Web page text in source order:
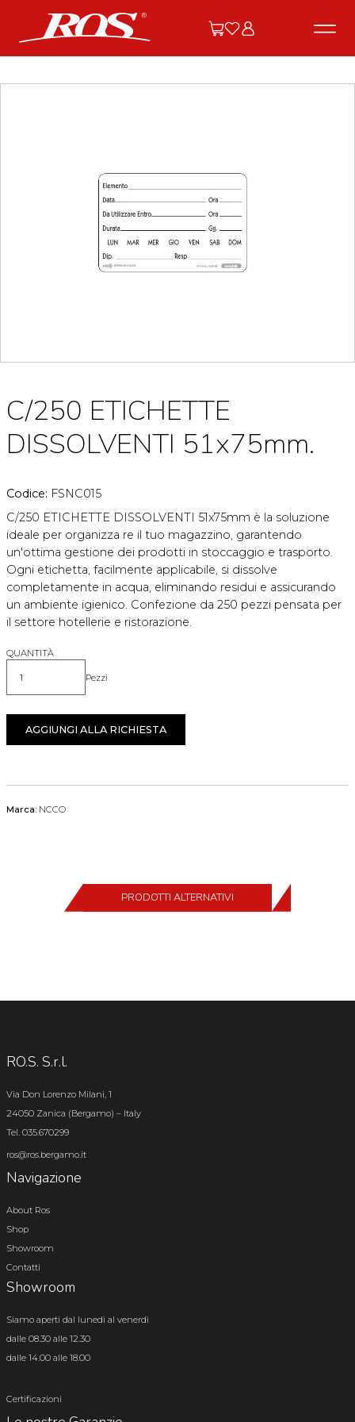
C/250 ETICHETTE
DISSOLVENTI 51x75mm.
Codice: FSNC015
C/250 ETICHETTE DISSOLVENTI 51x75mm è la soluzione
ideale per organizza re il tuo magazzino, garantendo
un'ottima gestione dei prodotti in stoccaggio e trasporto.
Ogni etichetta, facilmente applicabile, si dissolve
completamente in acqua, eliminando residui e assicurando
un ambiente igienico. Confezione da 250 pezzi pensata per
il settore hotellerie e ristorazione.
QUANTITÀ
Quantità Pezzi
AGGIUNGI ALLA RICHIESTA
Marca: NCCO
PRODOTTI ALTERNATIVI
RO.S. S.r.l.
Via Don Lorenzo Milani, 1
24050 Zanica (Bergamo) – Italy
Tel. 035.670299
ros@ros.bergamo.it
Navigazione
About Ros
Shop
Showroom
Contatti
Showroom
Siamo aperti dal lunedì al venerdì
dalle 08.30 alle 12.30
dalle 14.00 alle 18.00
Certificazioni